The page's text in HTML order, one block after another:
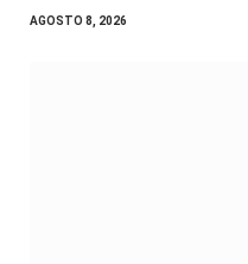
AGOSTO 8, 2026